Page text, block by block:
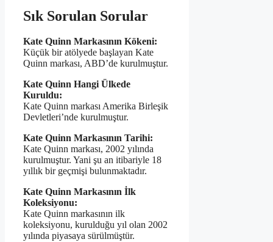
Sık Sorulan Sorular
Kate Quinn Markasının Kökeni:
Küçük bir atölyede başlayan Kate
Quinn markası, ABD’de kurulmuştur.
Kate Quinn Hangi Ülkede
Kuruldu:
Kate Quinn markası Amerika Birleşik
Devletleri’nde kurulmuştur.
Kate Quinn Markasının Tarihi:
Kate Quinn markası, 2002 yılında
kurulmuştur. Yani şu an itibariyle 18
yıllık bir geçmişi bulunmaktadır.
Kate Quinn Markasının İlk
Koleksiyonu:
Kate Quinn markasının ilk
koleksiyonu, kurulduğu yıl olan 2002
yılında piyasaya sürülmüştür.